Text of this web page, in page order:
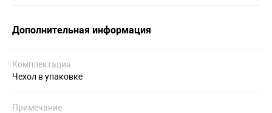
Дополнительная информация
Комплектация
Чехол в упаковке
Примечание